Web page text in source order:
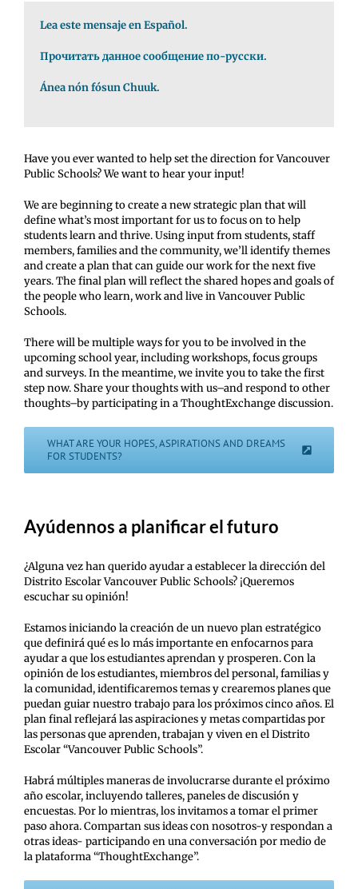
Lea este mensaje en Español.
Прочитать данное сообщение по-русски.
Ánea nón fósun Chuuk.
Have you ever wanted to help set the direction for Vancouver
Public Schools? We want to hear your input!
We are beginning to create a new strategic plan that will
define what’s most important for us to focus on to help
students learn and thrive. Using input from students, staff
members, families and the community, we’ll identify themes
and create a plan that can guide our work for the next five
years. The final plan will reflect the shared hopes and goals of
the people who learn, work and live in Vancouver Public
Schools.
There will be multiple ways for you to be involved in the
upcoming school year, including workshops, focus groups
and surveys. In the meantime, we invite you to take the first
step now. Share your thoughts with us–and respond to other
thoughts–by participating in a ThoughtExchange discussion.
WHAT ARE YOUR HOPES, ASPIRATIONS AND DREAMS
FOR STUDENTS?
Ayúdennos a planificar el futuro
¿Alguna vez han querido ayudar a establecer la dirección del
Distrito Escolar Vancouver Public Schools? ¡Queremos
escuchar su opinión!
Estamos iniciando la creación de un nuevo plan estratégico
que definirá qué es lo más importante en enfocarnos para
ayudar a que los estudiantes aprendan y prosperen. Con la
opinión de los estudiantes, miembros del personal, familias y
la comunidad, identificaremos temas y crearemos planes que
puedan guiar nuestro trabajo para los próximos cinco años. El
plan final reflejará las aspiraciones y metas compartidas por
las personas que aprenden, trabajan y viven en el Distrito
Escolar “Vancouver Public Schools”.
Habrá múltiples maneras de involucrarse durante el próximo
año escolar, incluyendo talleres, paneles de discusión y
encuestas. Por lo mientras, los invitamos a tomar el primer
paso ahora. Compartan sus ideas con nosotros-y respondan a
otras ideas- participando en una conversación por medio de
la plataforma “ThoughtExchange”.